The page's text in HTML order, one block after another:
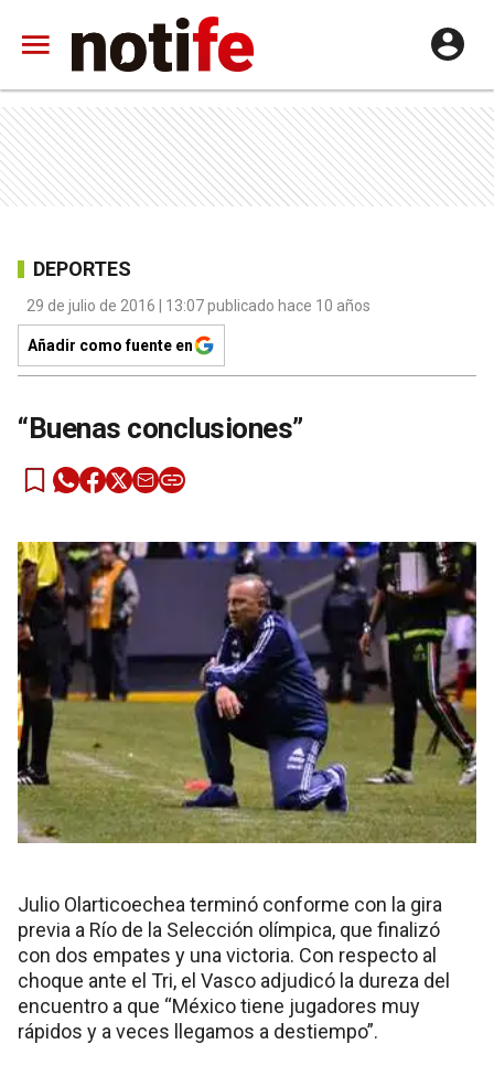
DEPORTES
29 de julio de 2016 | 13:07 publicado hace 10 años
Añadir como fuente en
“Buenas conclusiones”
Julio Olarticoechea terminó conforme con la gira
previa a Río de la Selección olímpica, que finalizó
con dos empates y una victoria. Con respecto al
choque ante el Tri, el Vasco adjudicó la dureza del
encuentro a que “México tiene jugadores muy
rápidos y a veces llegamos a destiempo”.